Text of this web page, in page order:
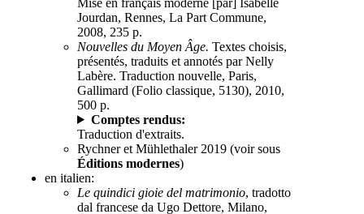
Jourdan, Rennes, La Part Commune,
2008, 235 p.
Nouvelles du Moyen Âge. Textes choisis,
présentés, traduits et annotés par Nelly
Labère. Traduction nouvelle, Paris,
Gallimard (Folio classique, 5130), 2010,
500 p.
Comptes rendus:
Traduction d'extraits.
Rychner et Mühlethaler 2019 (voir sous
Éditions modernes)
en italien:
Le quindici gioie del matrimonio, tradotto
dal francese da Ugo Dettore, Milano,